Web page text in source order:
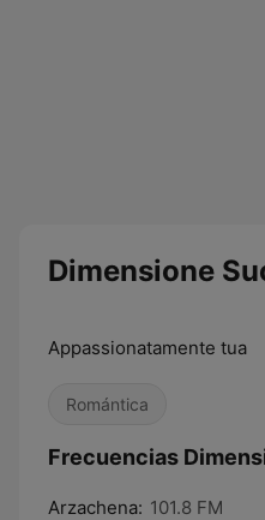
Dimensione
Appassionatamente tua
Romántica
Frecuencias
Arzachena: 101.8 FM